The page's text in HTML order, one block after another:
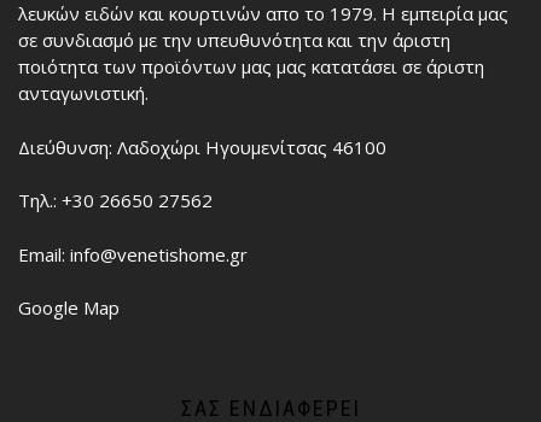
λευκών ειδών και κουρτινών απο το 1979. Η εμπειρία μας
σε συνδιασμό με την υπευθυνότητα και την άριστη
ποιότητα των προϊόντων μας μας κατατάσει σε άριστη
ανταγωνιστική.
Διεύθυνση: Λαδοχώρι Ηγουμενίτσας 46100
Τηλ.: +30 26650 27562
Email: info@venetishome.gr
Google Map
ΣΑΣ ΕΝΔΙΑΦΈΡΕΙ